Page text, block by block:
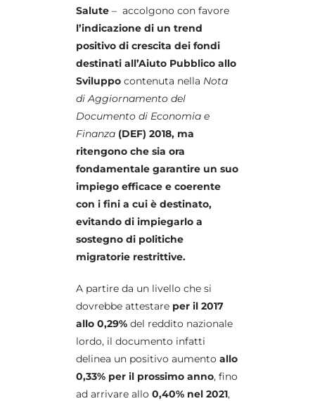
Salute– accolgono con favore
l’indicazione di un trend
positivo di crescita dei fondi
destinati all’Aiuto Pubblico allo
Sviluppo contenuta nella Nota
di Aggiornamento del
Documento di Economia e
Finanza(DEF) 2018, ma
ritengono che sia ora
fondamentale garantire un suo
impiego efficace e coerente
con i fini a cui è destinato,
evitando di impiegarlo a
sostegno di politiche
migratorie restrittive.
A partire da un livello che si
dovrebbe attestare per il 2017
allo 0,29%del reddito nazionale
lordo, il documento infatti
delinea un positivo aumento allo
0,33% per il prossimo anno, fino
ad arrivare allo 0,40% nel 2021,